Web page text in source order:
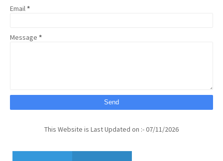
Share Market क्या है | Share Market से पैसे कैसे कमाए
Email *
Message *
This Website is Last Updated on :- 07/11/2026